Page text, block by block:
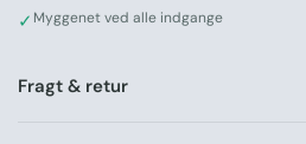
✓ Myggenet ved alle indgange
Fragt & retur